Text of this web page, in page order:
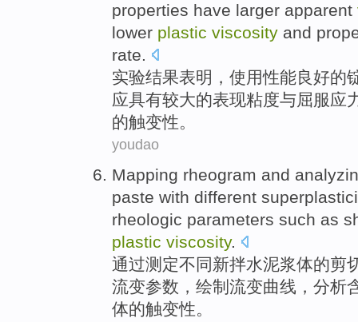
properties have larger apparent
lower plastic viscosity and
rate.
实验结果表明 ， 使用性能良好的
应具有较大的表现粘度与屈服应
的触变性。
youdao
Mapping rheogram and
paste with different
rheologic parameters such as
plastic viscosity.
通过测定不同新拌水泥浆体的剪
流变参数 ， 绘制 流变曲线， 分析
体的触变性。